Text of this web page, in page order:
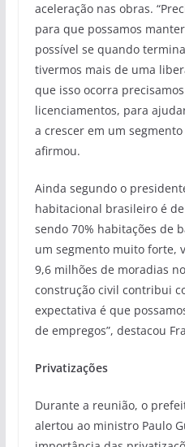
aceleração nas obras.
para que possamos
possível se quando
tivermos mais de uma
que isso ocorra
licenciamentos, para
a crescer em um
afirmou.
Ainda segundo o
habitacional brasileiro é
sendo 70% habitações de
um segmento muito forte,
9,6 milhões de moradias
construção civil contribui
expectativa é que
de empregos”, destacou
Privatizações
Durante a reunião, o
alertou ao ministro Paulo